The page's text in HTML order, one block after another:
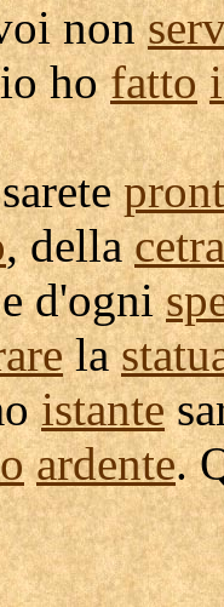
non
hofatto
, dellacetra
d'ogni
la
istante
ardente.